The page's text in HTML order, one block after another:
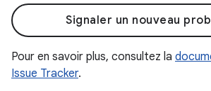
Signaler un nouveau
Pour en savoir plus, consultez la
Issue Tracker.